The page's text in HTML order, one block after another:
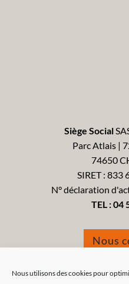
Nous utilisons des cookies pour
Siège Social
Parc Atlais |
74650
SIRET : 833
N° déclaration
TEL :04
Nous